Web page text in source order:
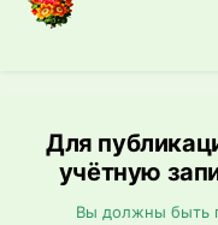
Для
учётную
Вы должны быть